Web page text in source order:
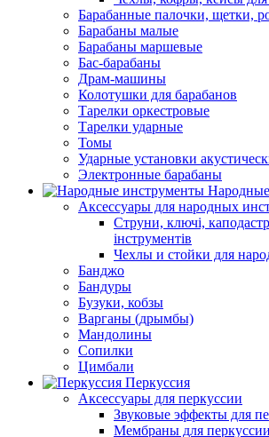
Барабанные палочки, щетки,
Барабаны малые
Барабаны маршевые
Бас-барабаны
Драм-машины
Колотушки для барабанов
Тарелки оркестровые
Тарелки ударные
Томы
Ударные установки
Электронные барабаны
Аксессуары для народных
Струни, ключі,
інструментів
Чехлы и стойки для
Банджо
Бандуры
Бузуки, кобзы
Варганы (дрымбы)
Мандолины
Сопилки
Цимбали
Перкуссия
Аксессуары для перкуссии
Звуковые эффекты для
Мембраны для перкуссии